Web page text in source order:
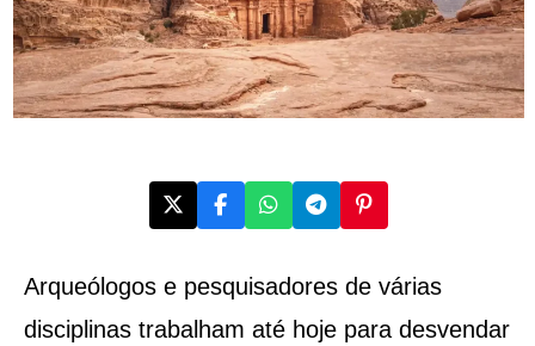
Arqueólogos e pesquisadores de várias
disciplinas trabalham até hoje para desvendar